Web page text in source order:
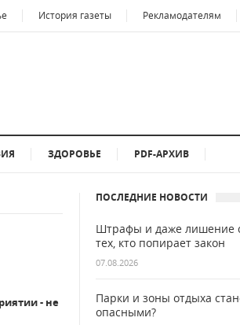
История газеты Рекламодателям
ЗДОРОВЬЕ PDF-АРХИВ
- не
ПОСЛЕДНИЕ НОВОСТИ
Штрафы и даже лишение
тех, кто попирает закон
07.08.2026
Парки и зоны отдыха
опасными?